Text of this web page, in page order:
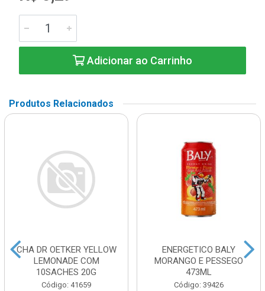
Adicionar ao Carrinho
Produtos Relacionados
CHA DR OETKER YELLOW
LEMONADE COM
10SACHES 20G
Código: 41659
ENERGETICO BALY
MORANGO E PESSEGO
473ML
Código: 39426